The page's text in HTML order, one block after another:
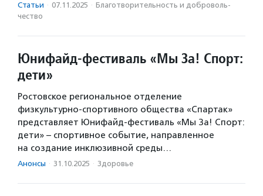
Статьи · 07.11.2025 · Благотвори­тель­ность и доброволь­
чест­во
Юнифайд-фестиваль «Мы За! Спорт:
дети»
Ростовское региональное отделение
физкультурно-спортивного общества «Спартак»
представляет Юнифайд-фестиваль «Мы За! Спорт:
дети» – спортивное событие, направленное
на создание инклюзивной среды…
Анонсы · 31.10.2025 · Здоровье